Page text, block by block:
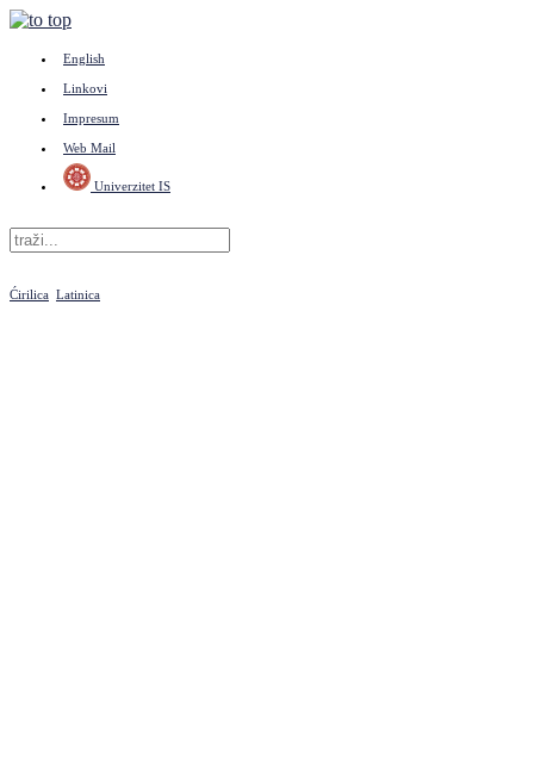
English
Linkovi
Impresum
Web Mail
Univerzitet IS
Ćirilica Latinica